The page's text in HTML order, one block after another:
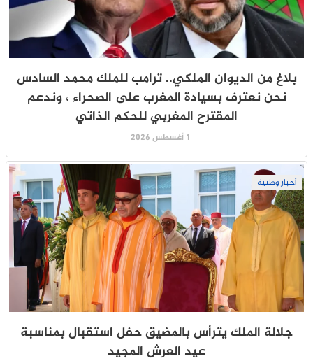
بلاغ من الديوان الملكي.. ترامب للملك محمد السادس
نحن نعترف بسيادة المغرب على الصحراء ، وندعم
المقترح المغربي للحكم الذاتي
1 أغسطس 2026
أخبار وطنية
جلالة الملك يترأس بالمضيق حفل استقبال بمناسبة
عيد العرش المجيد